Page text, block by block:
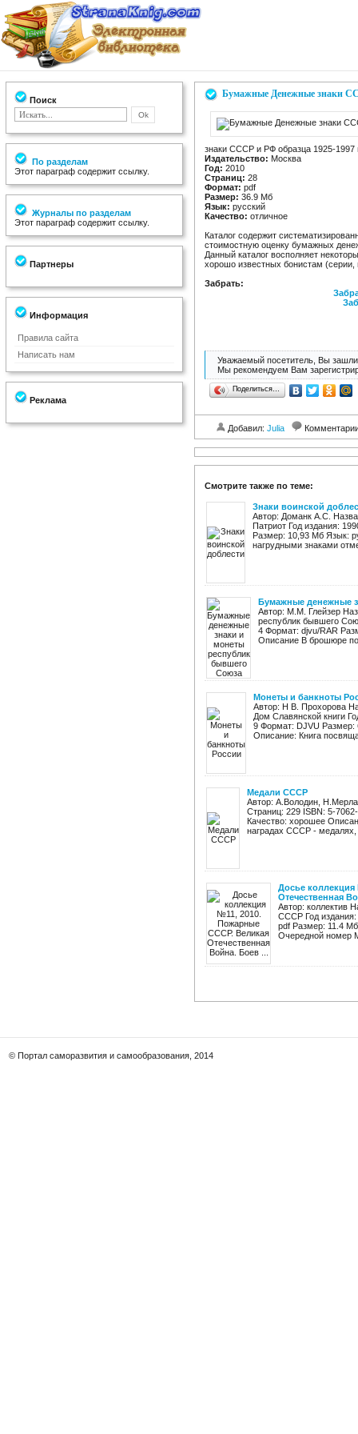
Поиск
По разделам
Этот параграф содержит ссылку.
Журналы по разделам
Этот параграф содержит ссылку.
Партнеры
Информация
Правила сайта
Написать нам
Реклама
Бумажные Денежные знаки
знаки СССР и РФ образца 1925-1997
Издательство: Москва
Год: 2010
Страниц: 28
Формат: pdf
Размер: 36.9 Мб
Язык: русский
Качество: отличное
Каталог содержит
стоимостную оценку бумажных
Данный каталог восполняет
хорошо известных бонистам
Забрать:
Уважаемый посетитель, Вы зашли
Мы рекомендуем Вам
Поделиться…
Добавил: Julia
Смотрите также по теме:
Знаки воинской
Автор: Доманк А.С.
Патриот Год издания:
Размер: 10,93 Мб Язык:
нагрудными знаками
Бумажные денежные
Автор: М.М. Глейзер
республик бывшего
4 Формат: djvu/RAR
Описание В брошюре
Монеты и банкноты
Автор: Н В. Прохорова
Дом Славянской книги
9 Формат: DJVU
Описание: Книга
Медали СССР
Автор: А.Володин,
Страниц: 229 ISBN: 5-
Качество: хорошее
наградах СССР - медалях,
Досье
Отечественная
Автор: коллектив
СССР Год издания:
pdf Размер: 11.4
Очередной номер
© Портал саморазвития и самообразования, 2014